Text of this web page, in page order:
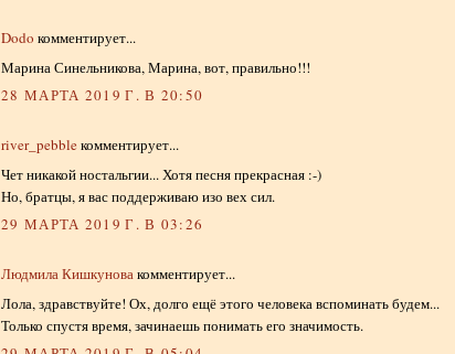
Dodo комментирует...
Марина Синельникова, Марина, вот, правильно!!!
28 МАРТА 2019 Г. В 20:50
river_pebbleкомментирует...
Чет никакой ностальгии... Хотя песня прекрасная :-)
Но, братцы, я вас поддерживаю изо вех сил.
29 МАРТА 2019 Г. В 03:26
Людмила Кишкуновакомментирует...
Лола, здравствуйте! Ох, долго ещё этого человека вспоминать будем...
Только спустя время, зачинаешь понимать его значимость.